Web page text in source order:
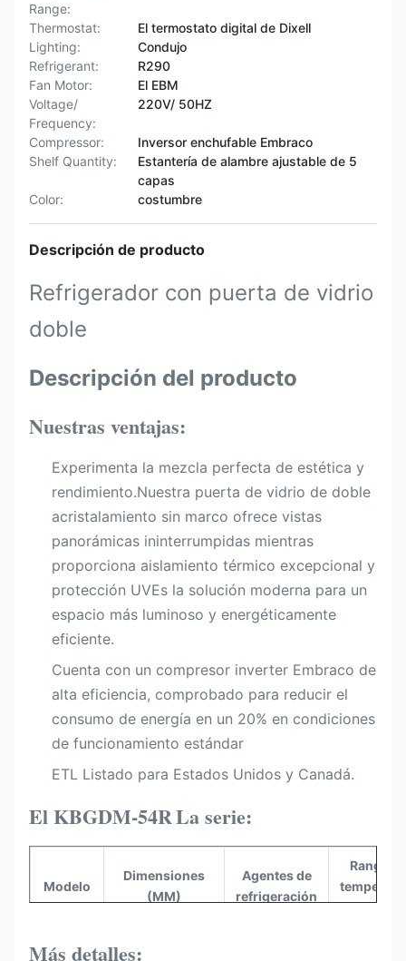
Range:
Thermostat:
El termostato digital de Dixell
Lighting:
Condujo
Refrigerant:
R290
Fan Motor:
El EBM
Voltage/
Frequency:
220V/ 50HZ
Compressor:
Inversor enchufable Embraco
Shelf Quantity:
Estantería de alambre ajustable de 5
capas
Color:
costumbre
Descripción de producto
Refrigerador con puerta de vidrio
doble
Descripción del producto
Nuestras ventajas:
Experimenta la mezcla perfecta de estética y
rendimiento.Nuestra puerta de vidrio de doble
acristalamiento sin marco ofrece vistas
panorámicas ininterrumpidas mientras
proporciona aislamiento térmico excepcional y
protección UVEs la solución moderna para un
espacio más luminoso y energéticamente
eficiente.
Cuenta con un compresor inverter Embraco de
alta eficiencia, comprobado para reducir el
consumo de energía en un 20% en condiciones
de funcionamiento estándar
ETL Listado para Estados Unidos y Canadá.
El KBGDM-54RLa serie:
Modelo
Dimensiones
(MM)
Agentes de
refrigeración
Rango
(°C)
Más detalles: